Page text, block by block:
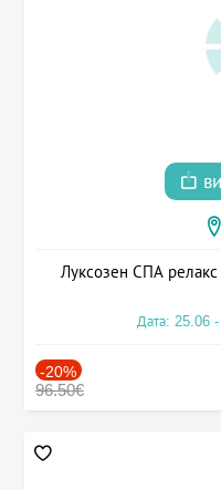
Луксозен СПА
Дата: 25.06
-20%
96.50€